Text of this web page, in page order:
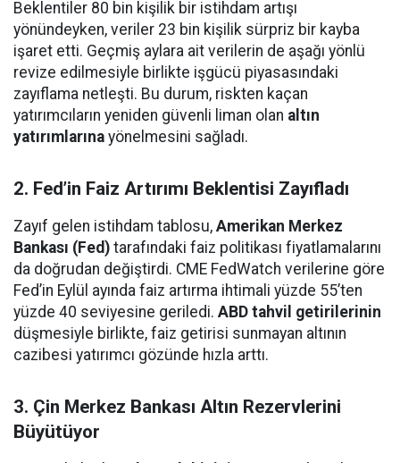
Beklentiler 80 bin kişilik bir istihdam artışı
yönündeyken, veriler 23 bin kişilik sürpriz bir kayba
işaret etti. Geçmiş aylara ait verilerin de aşağı yönlü
revize edilmesiyle birlikte işgücü piyasasındaki
zayıflama netleşti. Bu durum, riskten kaçan
yatırımcıların yeniden güvenli liman olan altın
yatırımlarına yönelmesini sağladı.
2. Fed’in Faiz Artırımı Beklentisi Zayıfladı
Zayıf gelen istihdam tablosu, Amerikan Merkez
Bankası (Fed) tarafındaki faiz politikası fiyatlamalarını
da doğrudan değiştirdi. CME FedWatch verilerine göre
Fed’in Eylül ayında faiz artırma ihtimali yüzde 55’ten
yüzde 40 seviyesine geriledi. ABD tahvil getirilerinin
düşmesiyle birlikte, faiz getirisi sunmayan altının
cazibesi yatırımcı gözünde hızla arttı.
3. Çin Merkez Bankası Altın Rezervlerini
Büyütüyor